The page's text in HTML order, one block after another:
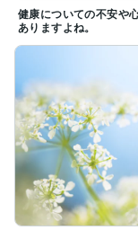
健康についての不安や
ありますよね。